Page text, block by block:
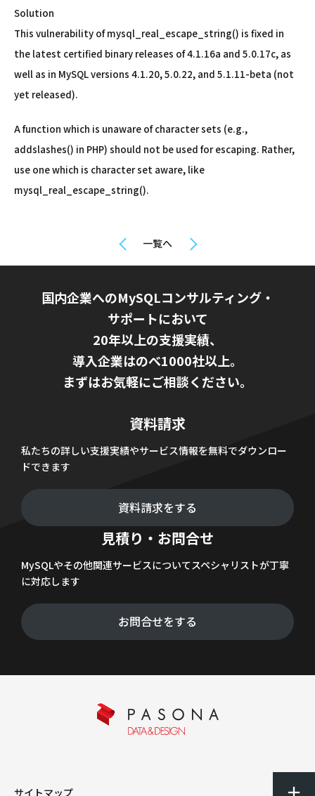
Solution
This vulnerability of mysql_real_escape_string() is fixed in
the latest certified binary releases of 4.1.16a and 5.0.17c, as
well as in MySQL versions 4.1.20, 5.0.22, and 5.1.11-beta (not
yet released).
A function which is unaware of character sets (e.g.,
addslashes() in PHP) should not be used for escaping. Rather,
use one which is character set aware, like
mysql_real_escape_string().
一覧へ
国内企業へのMySQLコンサルティング・
サポートにおいて
20年以上の支援実績、
導入企業はのべ1000社以上。
まずはお気軽にご相談ください。
資料請求
私たちの詳しい支援実績やサービス情報を無料でダウンロー
ドできます
資料請求をする
見積り・お問合せ
MySQLやその他関連サービスについてスペシャリストが丁寧
に対応します
お問合せをする
サイトマップ